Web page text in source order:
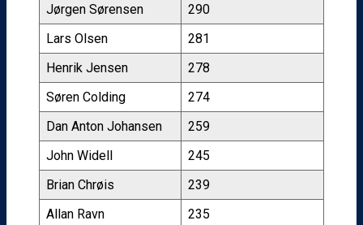
Jørgen Sørensen
290
Lars Olsen
281
Henrik Jensen
278
Søren Colding
274
Dan Anton Johansen
259
John Widell
245
Brian Chrøis
239
Allan Ravn
235